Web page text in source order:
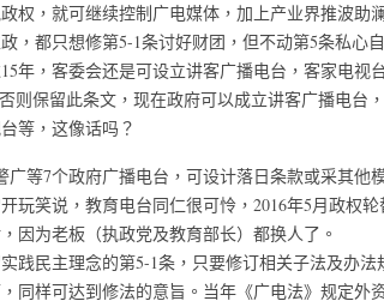
权，就可继续控制广电媒体，加上产业界推波助
，都只想修第5-1条讨好财团，但不动第5条私心
年，客委会还是可设立讲客广播电台，客家电视
则保留此条文，现在政府可以成立讲客广播电台
等，这像话吗？
广等7个政府广播电台，可设计落日条款或采其他
玩笑说，教育电台同仁很可怜，2016年5月政权
因为老板（执政党及教育部长）都换人了。
践民主理念的第5-1条，只要修订相关子法及办
同样可达到修法的意旨。当年《广电法》规定外